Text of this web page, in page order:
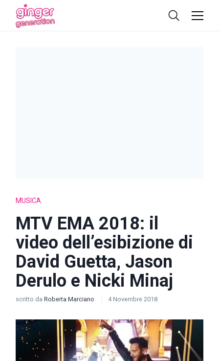
MUSICA
MTV EMA 2018: il
video dell’esibizione di
David Guetta, Jason
Derulo e Nicki Minaj
scritto da Roberta Marciano 4 Novembre 2018